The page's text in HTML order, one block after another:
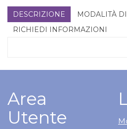
DESCRIZIONE
MODALITÀ
RICHIEDI INFORMAZIONI
Area
Utente